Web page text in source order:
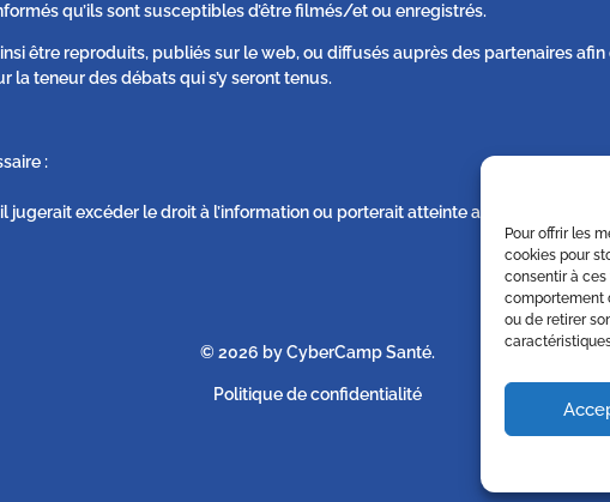
Pour offrir les
cookies pour
consentir à
comportement
ou de retirer
qu’ils sont susceptibles d’être filmés/et ou enregistrés.
être reproduits, publiés sur le web, ou diffusés auprès des partenaires
la teneur des débats qui s’y seront tenus.
:
jugerait excéder le droit à l’information ou porterait atteinte au respect de sa
© 2026 by CyberCamp Santé.
Politique de confidentialité